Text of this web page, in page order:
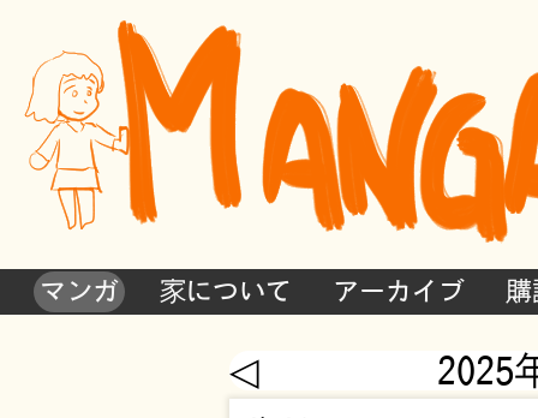
マンガ 家について アーカイブ
◁ 2025